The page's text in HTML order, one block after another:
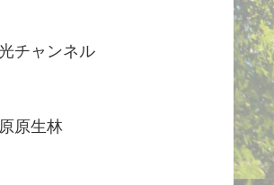
チャンネル
原生林